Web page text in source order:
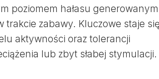
poziomem hałasu generowanym
trakcie zabawy. Kluczowe staje
aktywności oraz tolerancji
lub zbyt słabej stymulacji.